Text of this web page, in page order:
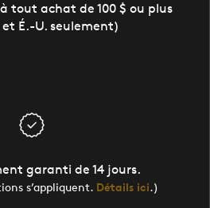
tout achat de 100 $ ou plus
É.-U. seulement)
garanti de 14 jours.
s’appliquent. Détails ici.)